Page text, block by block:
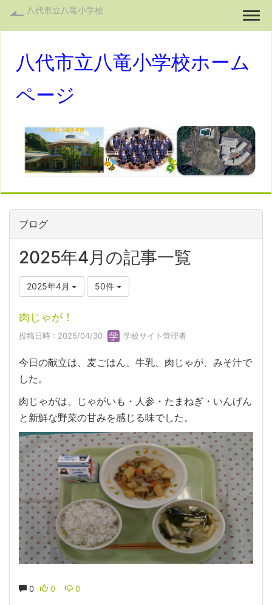
八代市立八竜小学校
八代市立八竜小学校ホーム
ページ
ブログ
2025年4月の記事一覧
2025年4月 50件
肉じゃが！
投稿日時 : 2025/04/30 学校サイト管理者
今日の献立は、麦ごはん、牛乳、肉じゃが、みそ汁で
した。
肉じゃがは、じゃがいも・人参・たまねぎ・いんげん
と新鮮な野菜の甘みを感じる味でした。
0 0 0